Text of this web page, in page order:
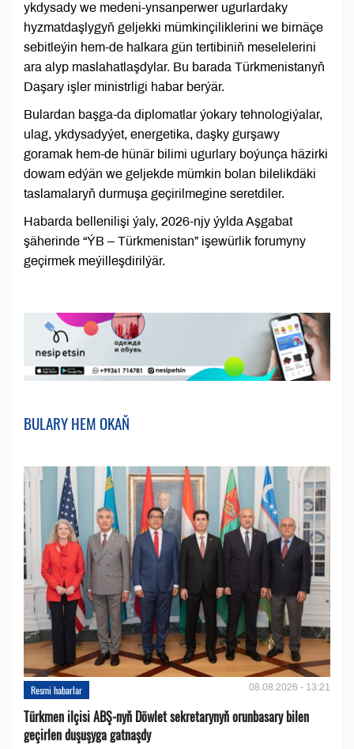
ykdysady we medeni-ynsanperwer ugurlardaky
hyzmatdaşlygyň geljekki mümkinçiliklerini we birnäçe
sebitleýin hem-de halkara gün tertibiniň meselelerini
ara alyp maslahatlaşdylar. Bu barada Türkmenistanyň
Daşary işler ministrligi habar berýär.
Bulardan başga-da diplomatlar ýokary tehnologiýalar,
ulag, ykdysadyýet, energetika, daşky gurşawy
goramak hem-de hünär bilimi ugurlary boýunça häzirki
dowam edýän we geljekde mümkin bolan bilelikdäki
taslamalaryň durmuşa geçirilmegine seretdiler.
Habarda bellenilişi ýaly, 2026-njy ýylda Aşgabat
şäherinde “ÝB – Türkmenistan” işewürlik forumyny
geçirmek meýilleşdirilýär.
BULARY HEM OKAŇ
Resmi habarlar 08.08.2026 - 13:21
Türkmen ilçisi ABŞ-nyň Döwlet sekretarynyň orunbasary bilen
geçirlen duşuşyga gatnaşdy